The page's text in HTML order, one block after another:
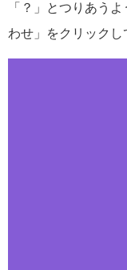
「？」とつりあう
わせ」をクリックし